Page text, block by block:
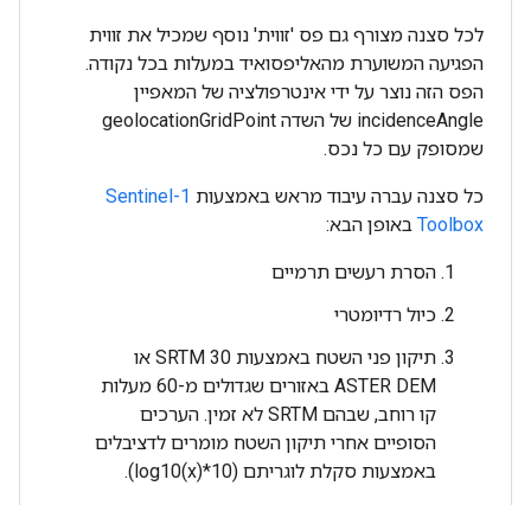
לכל סצנה מצורף גם פס 'זווית' נוסף שמכיל את זווית
הפגיעה המשוערת מהאליפסואיד במעלות בכל נקודה.
הפס הזה נוצר על ידי אינטרפולציה של המאפיין
incidenceAngle של השדה geolocationGridPoint
שמסופק עם כל נכס.
כל סצנה עברה עיבוד מראש באמצעות Sentinel-1
Toolbox באופן הבא:
הסרת רעשים תרמיים
כיול רדיומטרי
תיקון פני השטח באמצעות SRTM 30 או
ASTER DEM באזורים שגדולים מ-60 מעלות
קו רוחב, שבהם SRTM לא זמין. הערכים
הסופיים אחרי תיקון השטח מומרים לדציבלים
באמצעות סקלת לוגריתם (10*log10(x)).